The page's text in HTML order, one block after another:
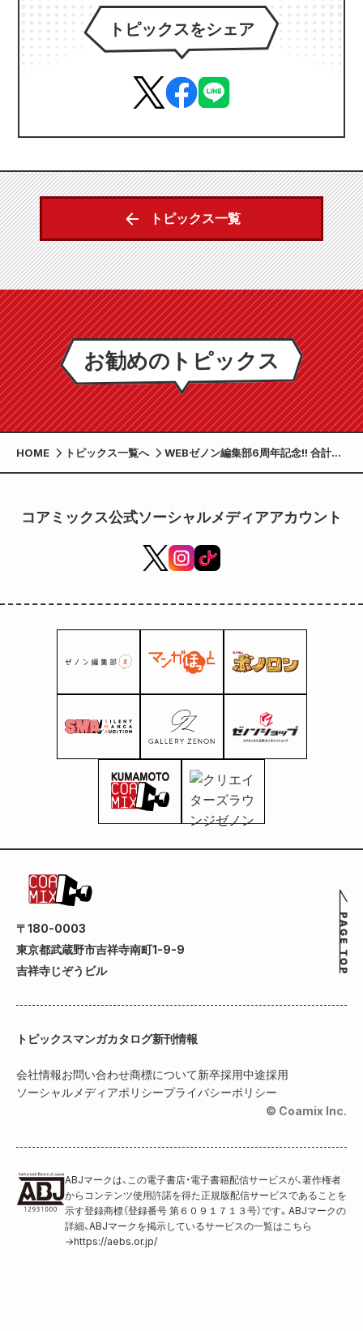
トピックスをシェア
トピックス一覧
お勧めのトピックス
HOME トピックス一覧へ
WEBゼノン編集部6周年記念!! 合計
コアミックス公式ソーシャルメディアアカウント
〒180-0003
東京都武蔵野市吉祥寺南町1-9-9
吉祥寺じぞうビル
トピックスマンガカタログ新刊情報
会社情報お問い合わせ商標について新卒採用中途採用
ソーシャルメディアポリシープライバシーポリシー
© Coamix Inc.
ABJマークは、この電子書店・電子書籍配信サービスが、著作権者
からコンテンツ使用許諾を得た正規版配信サービスであることを
示す登録商標（登録番号 第６０９１７１３号）です。ABJマークの
詳細、ABJマークを掲示しているサービスの一覧はこちら
→https://aebs.or.jp/